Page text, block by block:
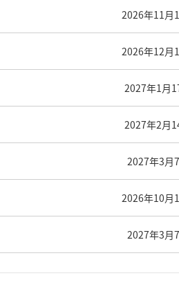
2026年11月
2026年12月
2027年1月
2027年2月
2027年3月7
2026年10月
2027年3月7